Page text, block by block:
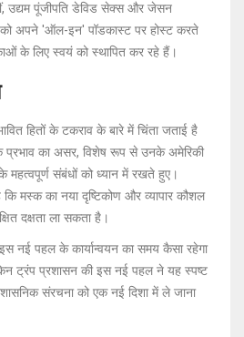
उद्यम पूंजीपति डेविड सेक्स और जेसन
अपने 'ऑल-इन' पॉडकास्ट पर होस्ट करते
के लिए स्वयं को स्थापित कर रहे हैं।
हितों के टकराव के बारे में चिंता जताई है
प्रभाव का असर, विशेष रूप से उनके अमेरिकी
संबंधों को ध्यान में रखते हुए।
कि मस्क का नया दृष्टिकोण और व्यापार कौशल
दक्षता ला सकता है।
नई पहल के कार्यान्वयन का समय कैसा रहेगा
ट्रंप प्रशासन की इस नई पहल ने यह स्पष्ट
संरचना को एक नई दिशा में ले जाना